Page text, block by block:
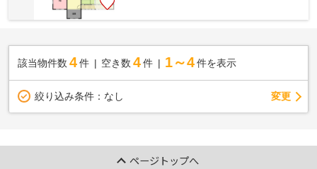
該当物件数 4件 空き数 4 件 1～4 件を表示
絞り込み条件： なし 変更
ページトップへ